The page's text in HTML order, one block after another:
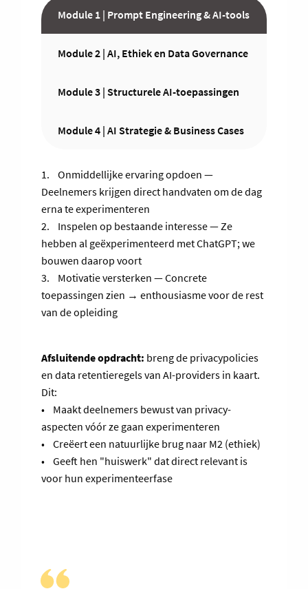
Module 1 | Prompt Engineering & AI-tools
Module 2 | AI, Ethiek en Data Governance
Module 3 | Structurele AI-toepassingen
Module 4 | AI Strategie & Business Cases
1. Onmiddellijke ervaring opdoen —
Deelnemers krijgen direct handvaten om de dag
erna te experimenteren
2. Inspelen op bestaande interesse — Ze
hebben al geëxperimenteerd met ChatGPT; we
bouwen daarop voort
3. Motivatie versterken — Concrete
toepassingen zien → enthousiasme voor de rest
van de opleiding
Afsluitende opdracht: breng de privacypolicies
en data retentieregels van AI-providers in kaart.
Dit:
• Maakt deelnemers bewust van privacy-
aspecten vóór ze gaan experimenteren
• Creëert een natuurlijke brug naar M2 (ethiek)
• Geeft hen "huiswerk" dat direct relevant is
voor hun experimenteerfase